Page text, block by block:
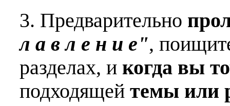
3. Предварительно
л а в л е н и е",
разделах, и когда вы
подходящей темы или